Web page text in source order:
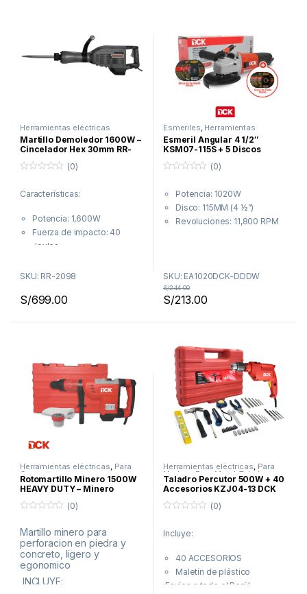
Herramientas eléctricas
Martillo Demoledor 1600W –
Cincelador Hex 30mm RR-
2098 – Relanded
u
a
e
(0)
Características:
Potencia: 1,600W
Fuerza de impacto: 40
Joules
No incluye cincel
SKU: RR-2098
S/699.00
Esmeriles Herramientas
eléctricas, Para Metal
Esmeril Angular 4 1/2″
KSM07-115S + 5 Discos
desbaste DW44540 + 5
Discos corte inox DW44618
u
r
a
(0)
Potencia: 1020W
Disco: 115MM (4 ½”)
Revoluciones: 11,800 RPM
SKU: EA1020DCK-DDDW
S/213.00
S/244.00
Herramientas eléctricas, Para
Concreto
Rotomartillo Minero 1500W
HEAVY DUTY – Minero
KZC45 DCK
u
e
r
a
d
5
(0)
Martillo minero para
perforacion en piedra y
concreto, ligero y
egonomico
INCLUYE:
Herramientas eléctricas, Para
Madera Para Metal ,Taladros
Taladro Percutor 500W + 40
Accesorios KZJ04-13 DCK
u
a
e
5
(0)
Incluye:
40 ACCESORIOS
Maletín de plástico
¡Envíos a todo el Perú!